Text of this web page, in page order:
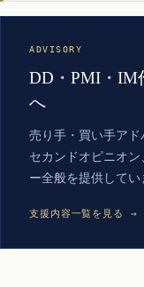
ADVISORY
DD・PMI・IM
へ
売り手・買い手アド
セカンドオピニオ
ー全般を提供してい
支援内容一覧を見る →